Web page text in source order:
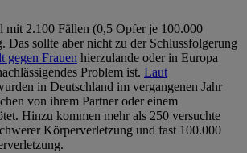
mit 2.100 Fällen (0,5 Opfer je 100.000
Das sollte aber nicht zu der Schlussfolgerung
gegen Frauen hierzulande oder in Europa
Problem ist. Laut
in Deutschland im vergangenen Jahr
von ihrem Partner oder einem
Hinzu kommen mehr als 250 versuchte
Körperverletzung und fast 100.000